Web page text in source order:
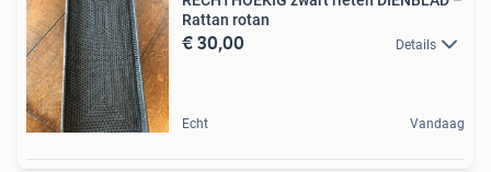
Rattan rotan
€ 30,00 Details
Echt Vandaag